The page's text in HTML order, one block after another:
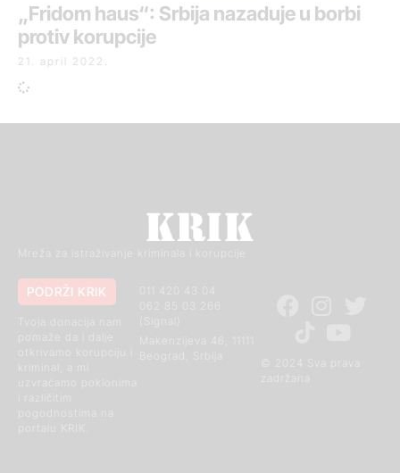
„Fridom haus“: Srbija nazaduje u borbi
protiv korupcije
21. april 2022.
Mreža za istraživanje kriminala i korupcije
© 2024 Sva prava
011 420 43 04
Makenzijeva 46, 11111
PODRŽI KRIK
otkrivamo korupciju i
kriminal, a mi
uzvraćamo poklonima
i različitim
pogodnostima na
portalu KRIK.